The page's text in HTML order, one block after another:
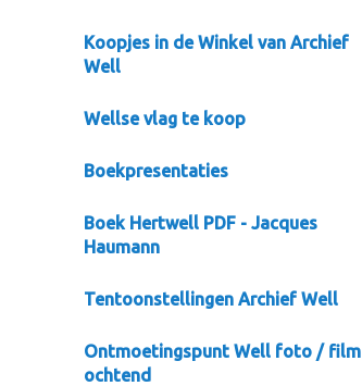
Koopjes in de Winkel van Archief
Well
Wellse vlag te koop
Boekpresentaties
Boek Hertwell PDF - Jacques
Haumann
Tentoonstellingen Archief Well
Ontmoetingspunt Well foto / film
ochtend